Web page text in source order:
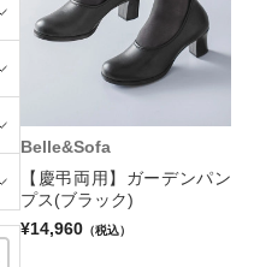
Belle&Sofa
【慶弔両用】ガーデンパン
プス(ブラック)
¥14,960 （税込）